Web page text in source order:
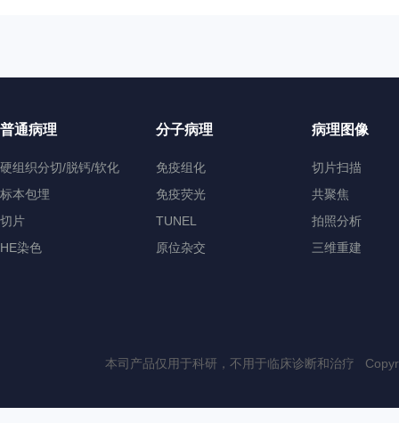
普通病理
硬组织分切/脱钙/软化
标本包埋
切片
HE染色
分子病理
免疫组化
免疫荧光
TUNEL
原位杂交
病理图像
切片扫描
共聚焦
拍照分析
三维重建
本司产品仅用于科研，不用于临床诊断和治疗